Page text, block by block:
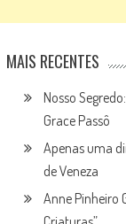
MAIS RECENTES
Nosso
Grace Passô
Apenas uma
de Veneza
Anne Pinheiro